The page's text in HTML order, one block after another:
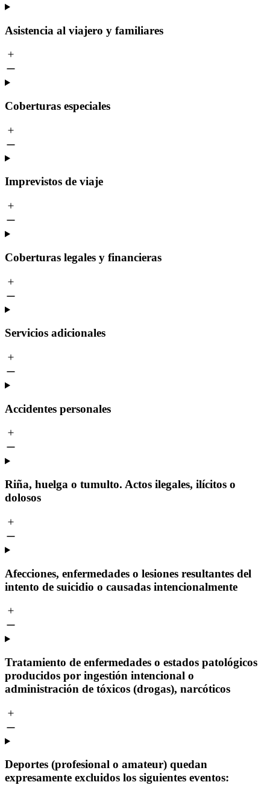
Asistencia al viajero y familiares
Coberturas especiales
Imprevistos de viaje
Coberturas legales y financieras
Servicios adicionales
Accidentes personales
Riña, huelga o tumulto. Actos ilegales, ilícitos o
dolosos
Afecciones, enfermedades o lesiones resultantes del
intento de suicidio o causadas intencionalmente
Tratamiento de enfermedades o estados patológicos
producidos por ingestión intencional o
administración de tóxicos (drogas), narcóticos
Deportes (profesional o amateur) quedan
expresamente excluidos los siguientes eventos: